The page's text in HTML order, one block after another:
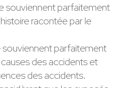
souviennent parfaitement
racontée par le
souviennent parfaitement
des accidents et
des accidents.